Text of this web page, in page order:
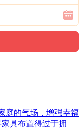
庭的气场，增强幸福
具布置得过于拥